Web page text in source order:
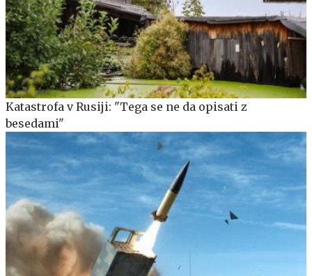
Katastrofa v Rusiji: "Tega se ne da opisati z
besedami"